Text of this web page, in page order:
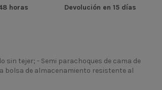
horas Devolución en 15 días
sin tejer; - Semi parachoques de cama de
bolsa de almacenamiento resistente al